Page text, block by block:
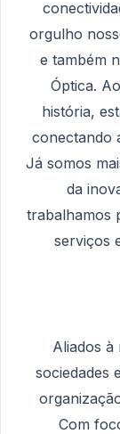
orgulho
e também
Óptica.
história,
conectando
Já somos
da
trabalhamos
serviços
Aliados à
sociedades
Com